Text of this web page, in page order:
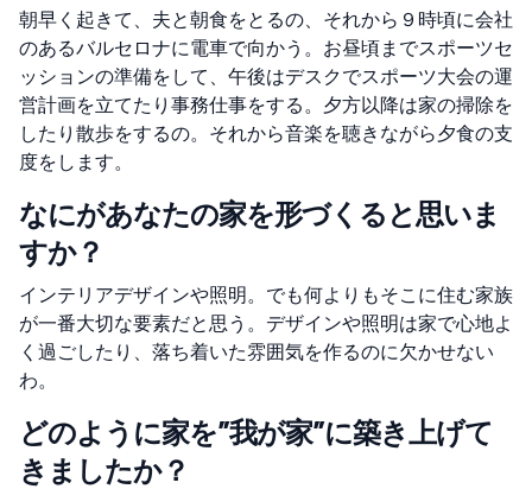
朝早く起きて、夫と朝食をとるの、それから９時頃に会社
のあるバルセロナに電車で向かう。お昼頃までスポーツセ
ッションの準備をして、午後はデスクでスポーツ大会の運
営計画を立てたり事務仕事をする。夕方以降は家の掃除を
したり散歩をするの。それから音楽を聴きながら夕食の支
度をします。
なにがあなたの家を形づくると思いま
すか？
インテリアデザインや照明。でも何よりもそこに住む家族
が一番大切な要素だと思う。デザインや照明は家で心地よ
く過ごしたり、落ち着いた雰囲気を作るのに欠かせない
わ。
どのように家を”我が家”に築き上げて
きましたか？